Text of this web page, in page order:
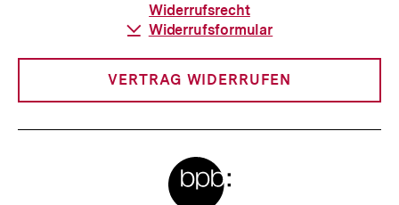
Widerrufsrecht
Download-
Widerrufsformular
VERTRAG WIDERRUFEN